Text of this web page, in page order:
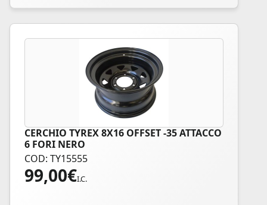
CERCHIO TYREX 8X16 OFFSET -35 ATTACCO
6 FORI NERO
COD: TY15555
99,00€I.C.